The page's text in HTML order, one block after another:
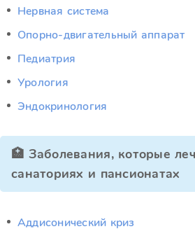
Нервная система
Опорно-двигательный аппарат
Педиатрия
Урология
Эндокринология
🏥 Заболевания, которые
санаториях и пансионатах
Аддисонический криз